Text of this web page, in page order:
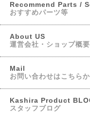
Recommend Parts /
おすすめパーツ等
About US
運営会社・ショップ概要
Mail
お問い合わせはこちら
Kashira Product
スタッフブログ